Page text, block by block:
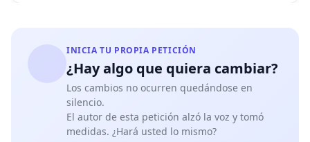
INICIA TU PROPIA PETICIÓN
¿Hay algo que quiera cambiar?
Los cambios no ocurren quedándose en
silencio.
El autor de esta petición alzó la voz y tomó
medidas. ¿Hará usted lo mismo?